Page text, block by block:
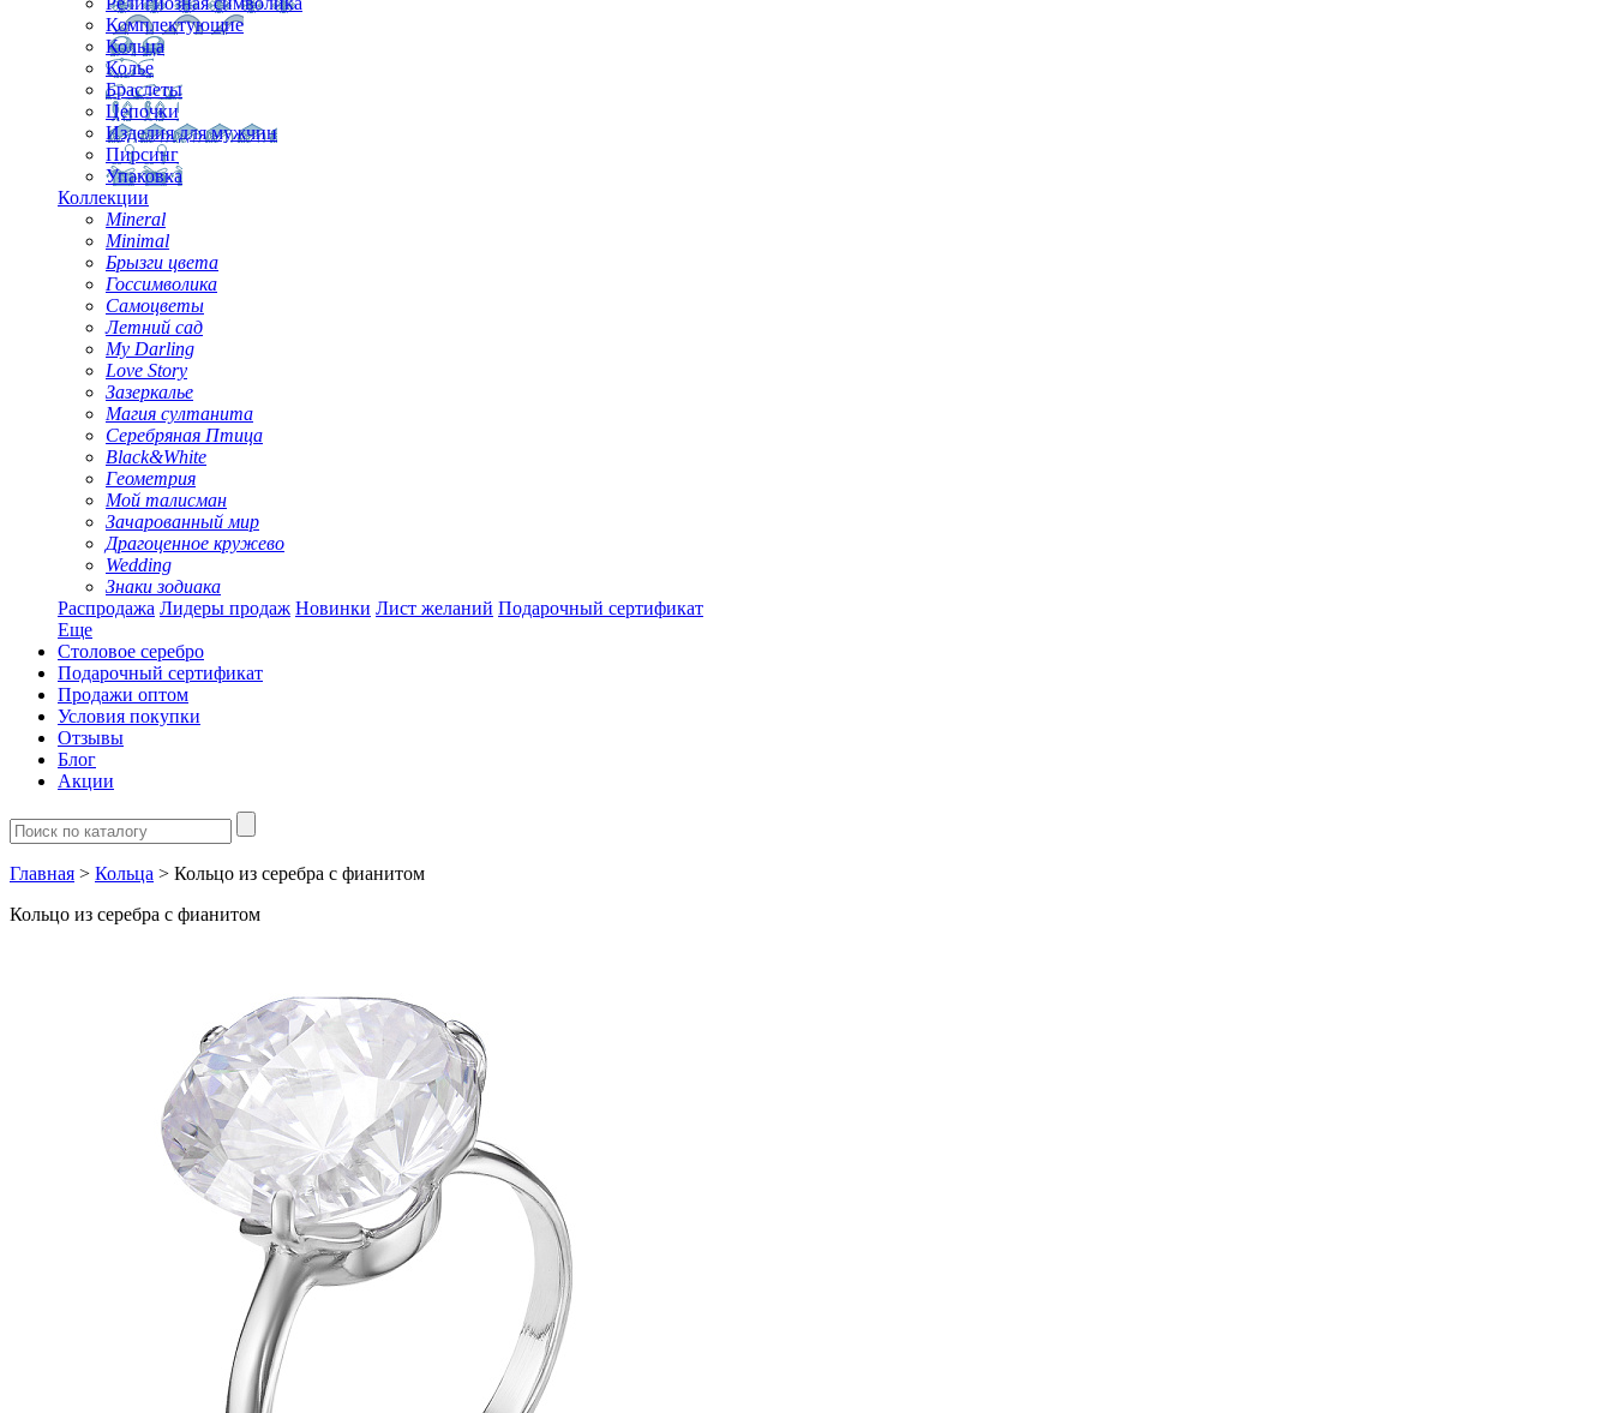
Комплектующие
Кольца
Колье
Браслеты
Цепочки
Изделия для мужчин
Пирсинг
Упаковка
Коллекции
Mineral
Minimal
Брызги цвета
Госсимволика
Самоцветы
Летний сад
My Darling
Love Story
Зазеркалье
Магия султанита
Серебряная Птица
Black&White
Геометрия
Мой талисман
Зачарованный мир
Драгоценное кружево
Wedding
Знаки зодиака
Распродажа Лидеры продаж Новинки Лист желаний Подарочный сертификат
Еще
Столовое серебро
Подарочный сертификат
Продажи оптом
Условия покупки
Отзывы
Блог
Акции
Главная > Кольца > Кольцо из серебра с фианитом
Кольцо из серебра с фианитом